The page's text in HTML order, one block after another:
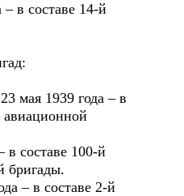
в составе 14-й
мая 1939 года – в
в составе 100-й
бригады.
– в составе 2-й